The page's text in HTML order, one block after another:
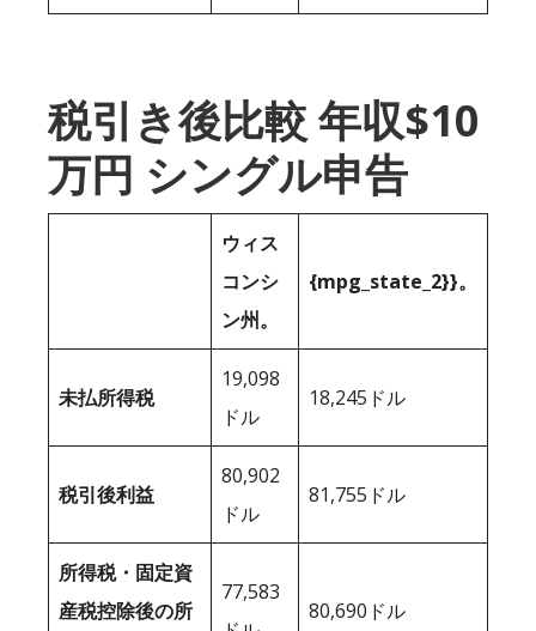
税引き後比較 年収$10
万円 シングル申告
ウィス
コンシ
ン州。
{mpg_state_2}}。
未払所得税
19,098
ドル
18,245ドル
税引後利益
80,902
ドル
81,755ドル
所得税・固定資
産税控除後の所
77,583
80,690ドル